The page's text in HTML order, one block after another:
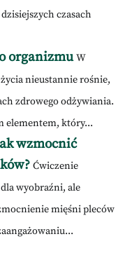
czasach
organizmu W
nieustannie rośnie,
zdrowego odżywiania.
elementem, który...
wzmocnić
Ćwiczenie
wyobraźni, ale
mięśni pleców